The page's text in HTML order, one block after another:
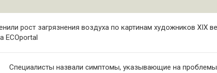
рост загрязнения воздуха по картинам художников XIX
ECOportal
Специалисты назвали симптомы, указывающие на